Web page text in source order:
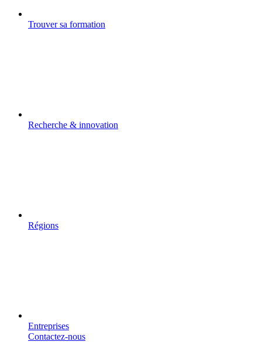
Trouver sa formation
Recherche & innovation
Régions
Entreprises
Contactez-nous